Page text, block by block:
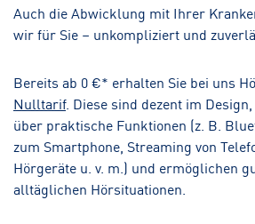
Auch die Abwicklung mit Ihrer
wir für Sie – unkompliziert und
Bereits ab 0 €* erhalten Sie bei uns
Nulltarif. Diese sind dezent im
über praktische Funktionen (z. B.
zum Smartphone, Streaming von
Hörgeräte u. v. m.) und ermöglichen
alltäglichen Hörsituationen.